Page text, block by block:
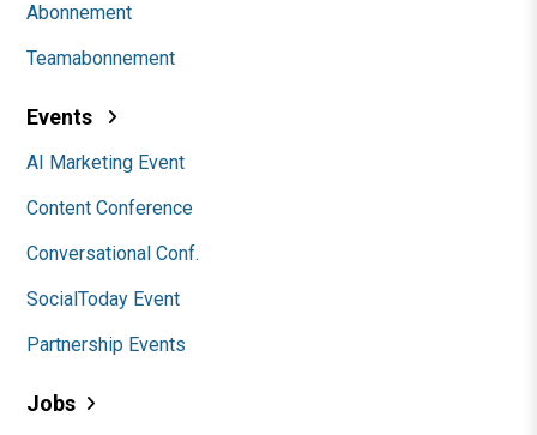
Abonnement
Teamabonnement
Events
AI Marketing Event
Content Conference
Conversational Conf.
SocialToday Event
Partnership Events
Jobs